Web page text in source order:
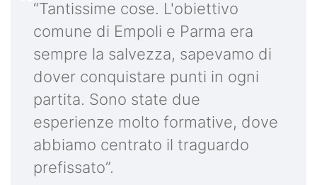
“Tantissime cose. L'obiettivo
comune di Empoli e Parma era
sempre la salvezza, sapevamo di
dover conquistare punti in ogni
partita. Sono state due
esperienze molto formative, dove
abbiamo centrato il traguardo
prefissato”.